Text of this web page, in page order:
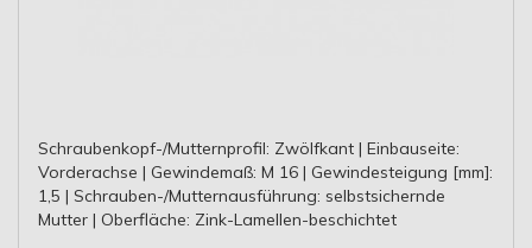
Schraubenkopf-/Mutternprofil: Zwölfkant | Einbauseite:
Vorderachse | Gewindemaß: M 16 | Gewindesteigung [mm]:
1,5 | Schrauben-/Mutternausführung: selbstsichernde
Mutter | Oberfläche: Zink-Lamellen-beschichtet